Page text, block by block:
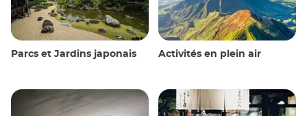
Parcs et Jardins japonais Activités en plein air